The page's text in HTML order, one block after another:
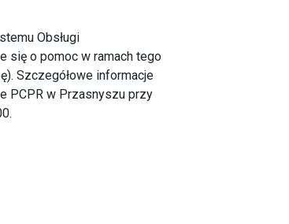
Obsługi
się o pomoc w ramach tego
Szczegółowe informacje
PCPR w Przasnyszu przy